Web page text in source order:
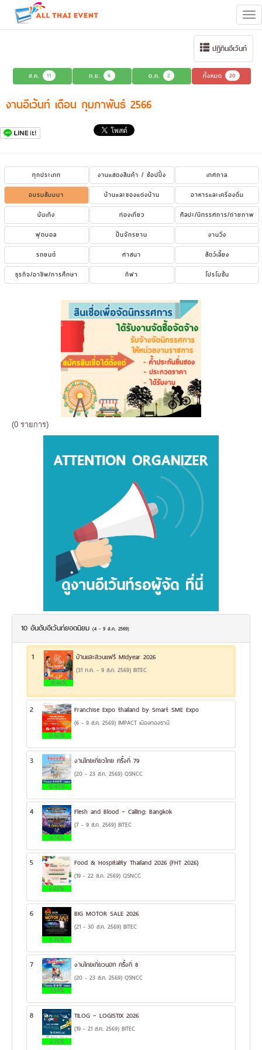
ปฏิทินอีเว้นท์
ส.ค. 11 ก.ย. 6 ต.ค. 2 ทั้งหมด 20
งานอีเว้นท์ เดือน กุมภาพันธ์ 2566
ทุกประเภท งานแสดงสินค้า / ช้อปปิ้ง
เทศกาล
อบรมสัมมนา
บ้านและของแต่งบ้าน
อาหารและเครื่องดื่ม
บันเทิง
ท่องเที่ยว
ศิลปะ/นิทรรศการ/ถ่ายภาพ
ฟุตบอล
ปั่นจักรยาน
งานวิ่ง
รถยนต์
ศาสนา
สัตว์เลี้ยง
ธุรกิจ/อาชีพ/การศึกษา
กีฬา โปรโมชั่น
(0 รายการ)
10 อันดับอีเว้นท์ยอดนิยม (4 - 9 ส.ค. 2569)
1
18.44%
บ้านและสวนแฟร์ Midyear 2026
(31 ก.ค. - 9 ส.ค. 2569) BITEC
2
13.92%
Franchise Expo thailand by Smart SME Expo
(6 - 9 ส.ค. 2569) IMPACT เมืองทองธานี
3
12.43%
งานไทยเที่ยวไทย ครั้งที่ 79
(20 - 23 ส.ค. 2569) QSNCC
4
9.74%
Flesh and Blood – Calling: Bangkok
(7 - 9 ส.ค. 2569) BITEC
5
6.02%
Food & Hospitality Thailand 2026 (FHT 2026)
(19 - 22 ส.ค. 2569) QSNCC
6
5.26%
BIG MOTOR SALE 2026
(21 - 30 ส.ค. 2569) BITEC
7
3.54%
งานไทยเที่ยวนอก ครั้งที่ 8
(20 - 23 ส.ค. 2569) QSNCC
8
2.75%
TILOG – LOGISTIX 2026
(19 - 21 ส.ค. 2569) BITEC